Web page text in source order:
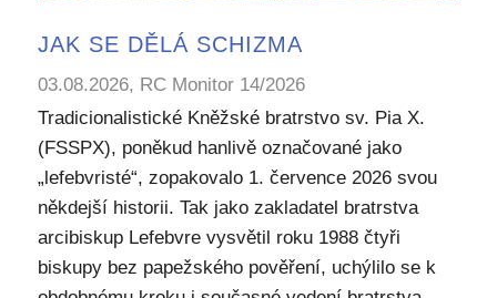
JAK SE DĚLÁ SCHIZMA
03.08.2026, RC Monitor 14/2026
Tradicionalistické Kněžské bratrstvo sv. Pia X.
(FSSPX), poněkud hanlivě označované jako
„lefebvristé“, zopakovalo 1. července 2026 svou
někdejší historii. Tak jako zakladatel bratrstva
arcibiskup Lefebvre vysvětil roku 1988 čtyři
biskupy bez papežského pověření, uchýlilo se k